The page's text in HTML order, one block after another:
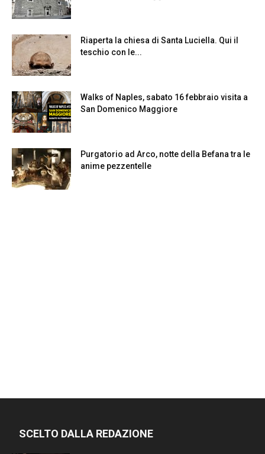
Riaperta la chiesa di Santa Luciella. Qui il
teschio con le...
Walks of Naples, sabato 16 febbraio visita a
San Domenico Maggiore
Purgatorio ad Arco, notte della Befana tra le
anime pezzentelle
SCELTO DALLA REDAZIONE